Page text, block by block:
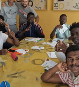
PROGETTO SAI MSNA